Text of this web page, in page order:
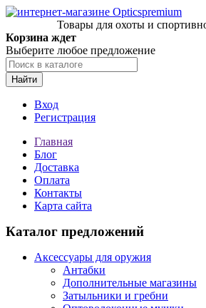
Товары для охоты и
Корзина ждет
Выберите любое предложение
Найти
Вход
Регистрация
Главная
Блог
Доставка
Оплата
Контакты
Карта сайта
Каталог предложений
Аксессуары для оружия
Антабки
Дополнительные магазины
Затыльники и гребни